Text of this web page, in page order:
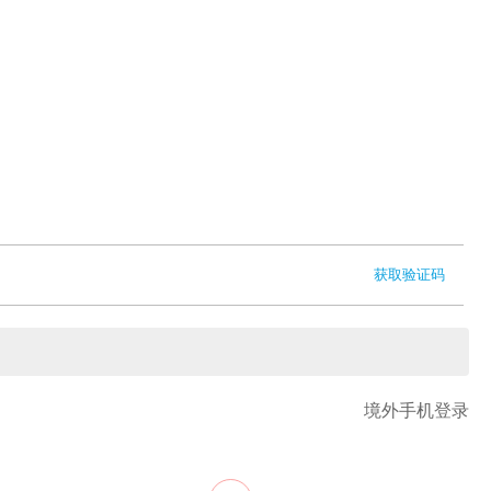
获取验证码
境外手机登录